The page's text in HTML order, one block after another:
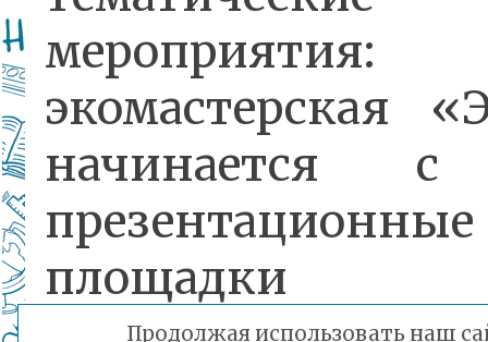
мероприятия:
экомастерская
начинается с
презентационные
площадки
Продолжая использовать наш